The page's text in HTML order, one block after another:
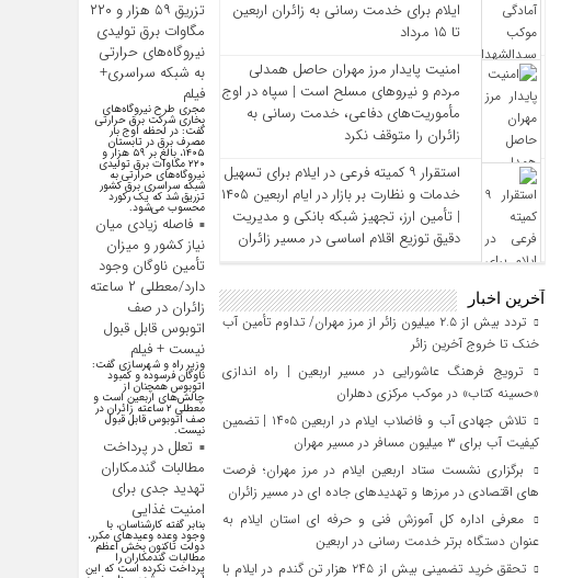
ایلام برای خدمت‌ رسانی به زائران اربعین
تا ۱۵ مرداد
امنیت پایدار مرز مهران حاصل همدلی
مردم و نیروهای مسلح است | سپاه در اوج
مأموریت‌های دفاعی، خدمت‌ رسانی به
زائران را متوقف نکرد
استقرار ۹ کمیته فرعی در ایلام برای تسهیل
خدمات و نظارت بر بازار در ایام اربعین ۱۴۰۵
| تأمین ارز، تجهیز شبکه بانکی و مدیریت
دقیق توزیع اقلام اساسی در مسیر زائران
آخرین اخبار
تردد بیش از ۲.۵ میلیون زائر از مرز مهران/ تداوم تأمین آب
خنک تا خروج آخرین زائر
ترویج فرهنگ عاشورایی در مسیر اربعین | راه‌ اندازی
«حسینه کتاب» در موکب مرکزی دهلران
تلاش جهادی آب و فاضلاب ایلام در اربعین ۱۴۰۵ | تضمین
کیفیت آب برای ۳ میلیون مسافر در مسیر مهران
برگزاری نشست ستاد اربعین ایلام در مرز مهران؛ فرصت‌
های اقتصادی در مرزها و تهدیدهای جاده‌ ای در مسیر زائران
معرفی اداره کل آموزش فنی و حرفه‌ ای استان ایلام به‌
عنوان دستگاه برتر خدمت‌ رسانی در اربعین
تحقق خرید تضمینی بیش از ۲۴۵ هزار تن گندم در ایلام با
تزریق ۵۹ هزار و ۲۲۰
مگاوات برق تولیدی
نیروگاه‌های حرارتی
به شبکه سراسری+
فیلم
مجری طرح نیروگاه‌های
بخاری شرکت برق حرارتی
گفت: در لحظه اوج بار
مصرف برق در تابستان
۱۴۰۵، بالغ بر ۵۹ هزار و
۲۲۰ مگاوات برق تولیدی
نیروگاه‌های حرارتی به
شبکه سراسری برق کشور
تزریق شد که یک رکورد
محسوب می‌شود.
فاصله زیادی میان
نیاز کشور و میزان
تأمین ناوگان وجود
دارد/معطلی ۲ ساعته
زائران در صف
اتوبوس قابل قبول
نیست + فیلم
وزیر راه و شهرسازی گفت:
ناوگان فرسوده و کمبود
اتوبوس همچنان از
چالش‌های اربعین است و
معطلی ۲ ساعته زائران در
صف اتوبوس قابل قبول
نیست.
تعلل در پرداخت
مطالبات گندمکاران
تهدید جدی برای
امنیت غذایی
بنابر گفته کارشناسان، با
وجود وعده وعید‌های مکرر،
دولت تاکنون بخش اعظم
مطالبات گندمکاران را
پرداخت نکرده است که این